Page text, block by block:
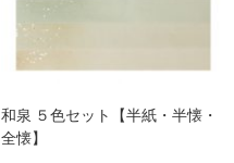
和泉 ５色セット【半紙・半懐・
全懐】